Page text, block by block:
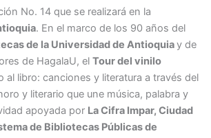
No. 14 que se realizará en la
. En el marco de los 90 años del
de la Universidad de Antioquiay de
de HagalaU, el Tour del vinilo
al libro: canciones y literatura a través del
y literario que une música, palabra y
apoyada por La Cifra Impar, Ciudad
de Bibliotecas Públicas de